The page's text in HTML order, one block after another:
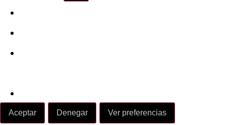
Aceptar Denegar Ver preferencias